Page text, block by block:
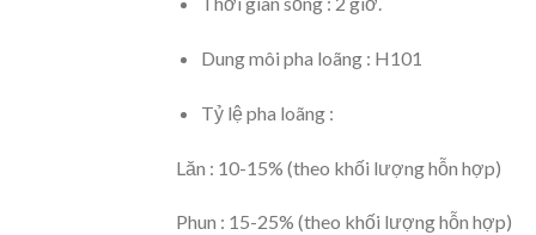
Dung môi pha loãng : H101
Tỷ lệ pha loãng :
Lăn : 10-15% (theo khối lượng hỗn hợp)
Phun : 15-25% (theo khối lượng hỗn hợp)